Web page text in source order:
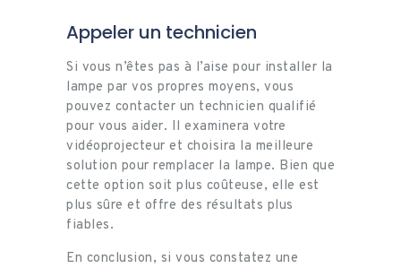
Appeler un technicien
Si vous n’êtes pas à l’aise pour installer la
lampe par vos propres moyens, vous
pouvez contacter un technicien qualifié
pour vous aider. Il examinera votre
vidéoprojecteur et choisira la meilleure
solution pour remplacer la lampe. Bien que
cette option soit plus coûteuse, elle est
plus sûre et offre des résultats plus
fiables.
En conclusion, si vous constatez une